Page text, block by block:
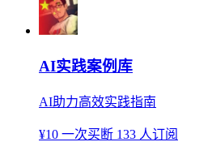
AI实践案例库
AI助力高效实践指南
¥10 一次买断 133 人订阅